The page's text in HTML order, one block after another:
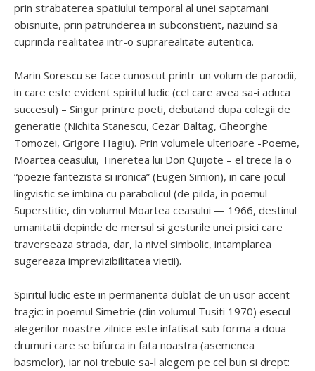
prin strabaterea spatiului temporal al unei saptamani
obisnuite, prin patrunderea in subconstient, nazuind sa
cuprinda realitatea intr-o suprarealitate autentica.
Marin Sorescu se face cunoscut printr-un volum de parodii,
in care este evident spiritul ludic (cel care avea sa-i aduca
succesul) – Singur printre poeti, debutand dupa colegii de
generatie (Nichita Stanescu, Cezar Baltag, Gheorghe
Tomozei, Grigore Hagiu). Prin volumele ulterioare -Poeme,
Moartea ceasului, Tineretea lui Don Quijote – el trece la o
“poezie fantezista si ironica” (Eugen Simion), in care jocul
lingvistic se imbina cu parabolicul (de pilda, in poemul
Superstitie, din volumul Moartea ceasului — 1966, destinul
umanitatii depinde de mersul si gesturile unei pisici care
traverseaza strada, dar, la nivel simbolic, intamplarea
sugereaza imprevizibilitatea vietii).
Spiritul ludic este in permanenta dublat de un usor accent
tragic: in poemul Simetrie (din volumul Tusiti 1970) esecul
alegerilor noastre zilnice este infatisat sub forma a doua
drumuri care se bifurca in fata noastra (asemenea
basmelor), iar noi trebuie sa-l alegem pe cel bun si drept: